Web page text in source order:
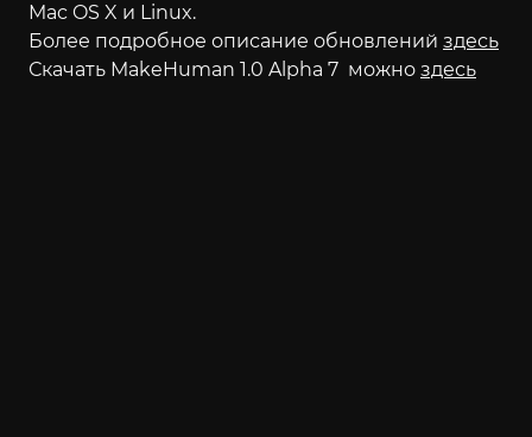
Mac OS X и Linux.
Более подробное описание обновлений здесь
Скачать MakeHuman 1.0 Alpha 7 можно здесь